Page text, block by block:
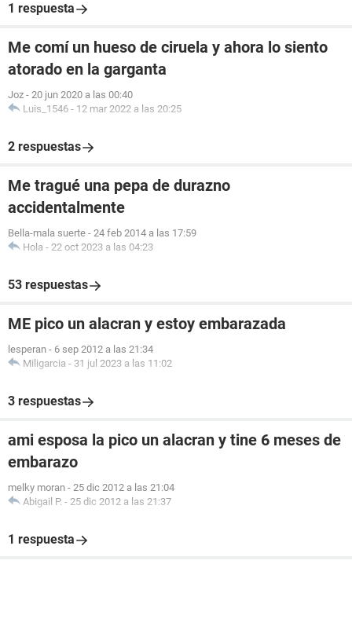
1 respuesta
Me comí un hueso de ciruela y ahora lo siento
atorado en la garganta
Joz - 20 jun 2020 a las 00:40
Luis_1546 - 12 mar 2022 a las 20:25
2 respuestas
Me tragué una pepa de durazno
accidentalmente
Bella-mala suerte - 24 feb 2014 a las 17:59
Hola - 22 oct 2023 a las 04:23
53 respuestas
ME pico un alacran y estoy embarazada
lesperan - 6 sep 2012 a las 21:34
Miligarcia - 31 jul 2023 a las 11:02
3 respuestas
ami esposa la pico un alacran y tine 6 meses de
embarazo
melky moran - 25 dic 2012 a las 21:04
Abigail P. - 25 dic 2012 a las 21:37
1 respuesta